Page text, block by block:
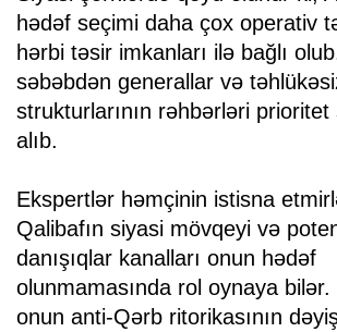
hədəf seçimi daha çox operativ
hərbi təsir imkanları ilə bağlı
səbəbdən generallar və
strukturlarının rəhbərləri prioritet
alıb.
Ekspertlər həmçinin istisna
Qalibafın siyasi mövqeyi və
danışıqlar kanalları onun hədəf
olunmamasında rol oynaya
onun anti-Qərb ritorikasının